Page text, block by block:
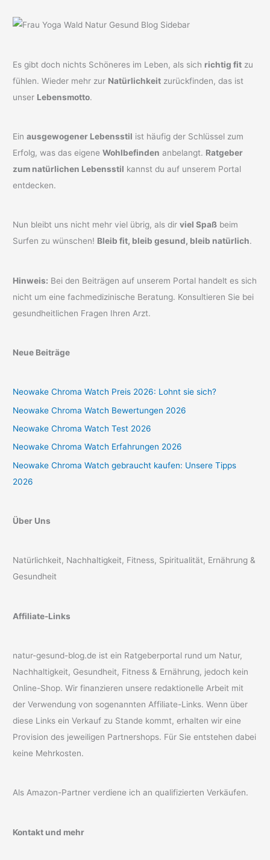
Es gibt doch nichts Schöneres im Leben, als sich richtig fit zu
fühlen. Wieder mehr zur Natürlichkeit zurückfinden, das ist
unser Lebensmotto.
Einausgewogener Lebensstil ist häufig der Schlüssel zum
Erfolg, was das eigeneWohlbefinden anbelangt. Ratgeber
zum natürlichen Lebensstil kannst du auf unserem Portal
entdecken.
Nun bleibt uns nicht mehr viel übrig, als dirviel Spaß beim
Surfen zu wünschen! Bleib fit, bleib gesund, bleib natürlich.
Hinweis: Bei den Beiträgen auf unserem Portal handelt es sich
nicht um eine fachmedizinische Beratung. Konsultieren Sie bei
gesundheitlichen Fragen Ihren Arzt.
Neue Beiträge
Neowake Chroma Watch Preis 2026: Lohnt sie sich?
Neowake Chroma Watch Bewertungen 2026
Neowake Chroma Watch Test 2026
Neowake Chroma Watch Erfahrungen 2026
Neowake Chroma Watch gebraucht kaufen: Unsere Tipps
2026
Über Uns
Natürlichkeit, Nachhaltigkeit, Fitness, Spiritualität, Ernährung &
Gesundheit
Affiliate-Links
natur-gesund-blog.de ist ein Ratgeberportal rund um Natur,
Nachhaltigkeit, Gesundheit, Fitness & Ernährung, jedoch kein
Online-Shop. Wir finanzieren unsere redaktionelle Arbeit mit
der Verwendung von sogenannten Affiliate-Links. Wenn über
diese Links ein Verkauf zu Stande kommt, erhalten wir eine
Provision des jeweiligen Partnershops. Für Sie entstehen dabei
keine Mehrkosten.
Als Amazon-Partner verdiene ich an qualifizierten Verkäufen.
Kontakt und mehr